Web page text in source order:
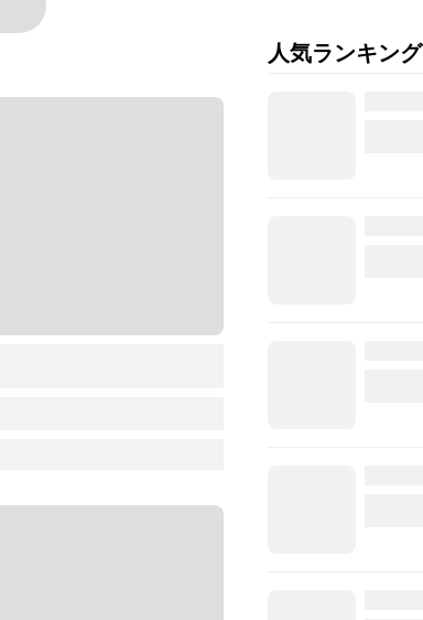
人気ランキング